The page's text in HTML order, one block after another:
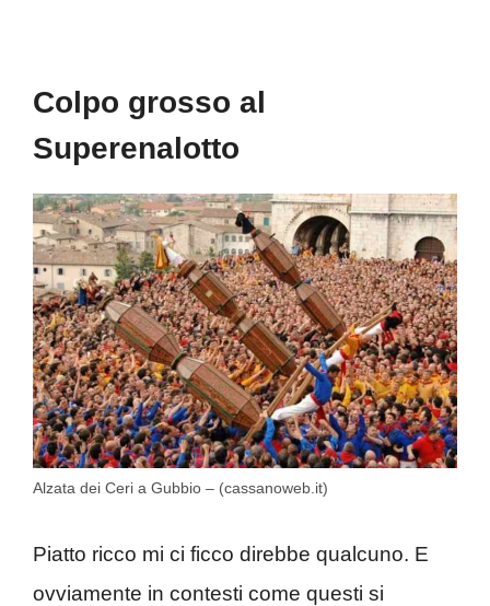
Colpo grosso al
Superenalotto
Alzata dei Ceri a Gubbio – (cassanoweb.it)
Piatto ricco mi ci ficco direbbe qualcuno. E
ovviamente in contesti come questi si